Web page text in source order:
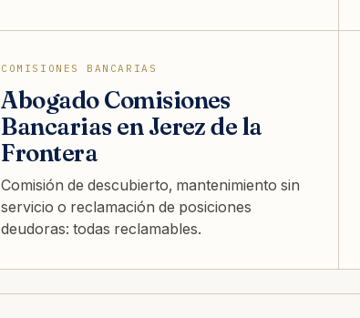
COMISIONES BANCARIAS
Abogado Comisiones
Bancarias en Jerez de la
Frontera
Comisión de descubierto, mantenimiento sin
servicio o reclamación de posiciones
deudoras: todas reclamables.